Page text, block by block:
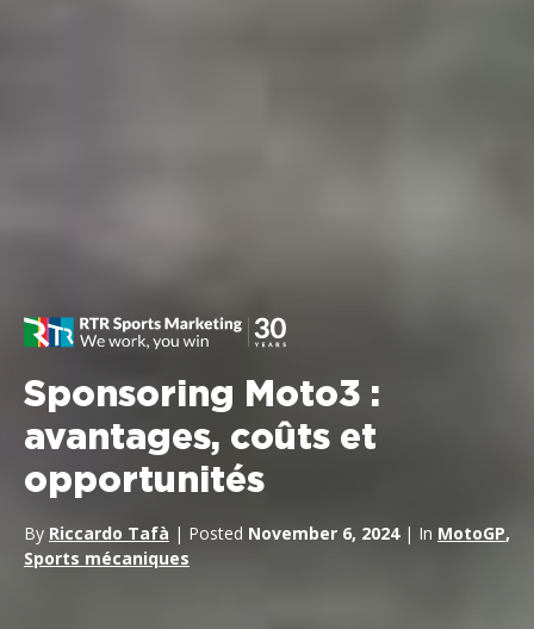
Sponsoring Moto3 :
avantages, coûts et
opportunités
By Riccardo Tafà | Posted November 6, 2024| In MotoGP,
Sports mécaniques